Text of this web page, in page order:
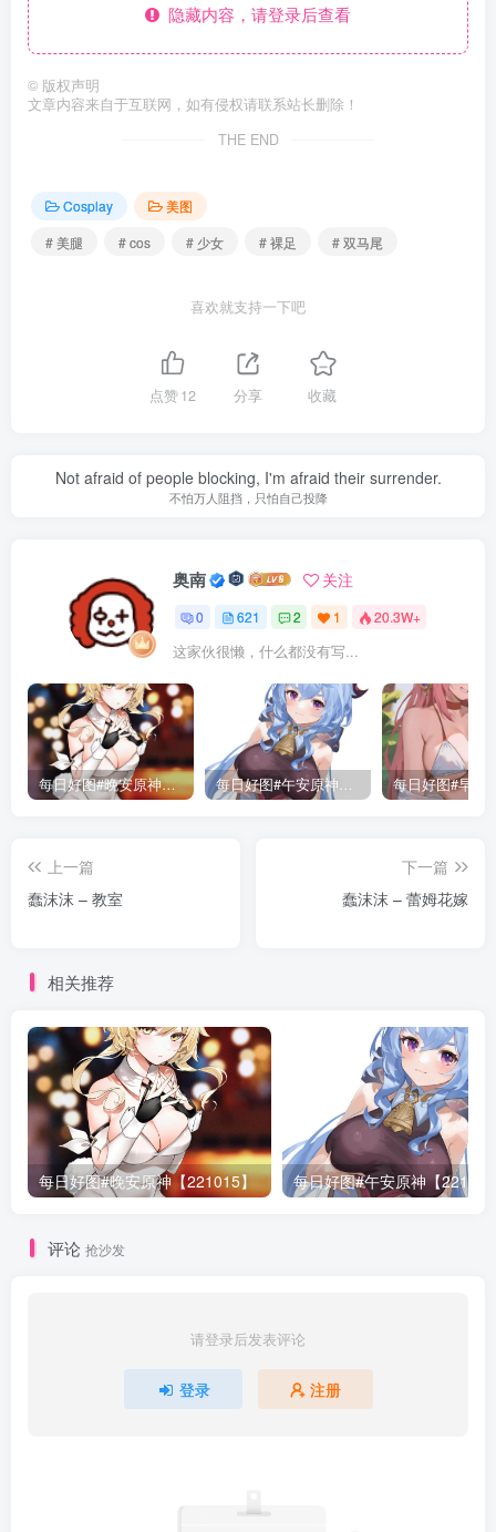
隐藏内容，请登录后查看
© 版权声明
文章内容来自于互联网，如有侵权请联系站长删除！
THE END
Cosplay
美图
# 美腿
# cos # 少女 # 裸足 # 双马尾
喜欢就支持一下吧
点赞12 分享 收藏
Not afraid of people blocking, I'm afraid their surrender.
不怕万人阻挡，只怕自己投降
奥南 关注
0 621 2 1 20.3W+
这家伙很懒，什么都没有写...
每日好图#晚安原神【221015】 每日好图#午安原神【221014】
上一篇
蠢沫沫 – 教室
下一篇
蠢沫沫 – 蕾姆花嫁
相关推荐
每日好图#晚安原神【221015】 每日好图#午安原神【
评论 抢沙发
请登录后发表评论
登录 注册